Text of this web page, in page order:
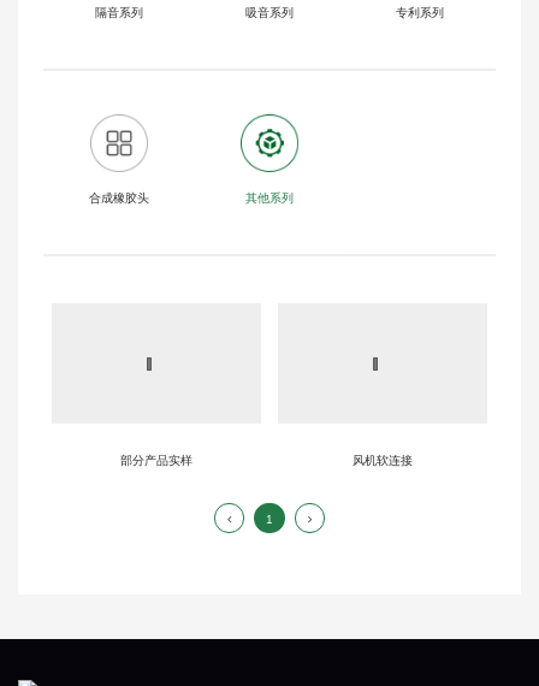
隔音系列 吸音系列 专利系列
合成橡胶头 其他系列
部分产品实样 风机软连接
1